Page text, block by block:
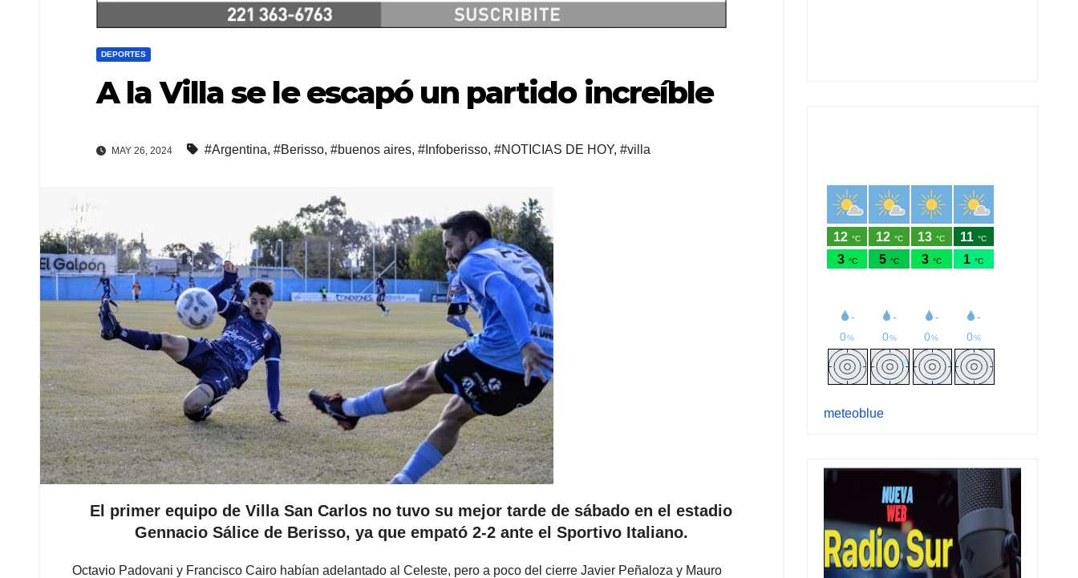
DEPORTES
A la Villa se le escapó un partido increíble
MAY 26, 2024 #Argentina, #Berisso, #buenos aires, #Infoberisso, #NOTICIAS DE HOY, #villa
El primer equipo de Villa San Carlos no tuvo su mejor tarde de sábado en el estadio
Gennacio Sálice de Berisso, ya que empató 2-2 ante el Sportivo Italiano.
Octavio Padovani y Francisco Cairo habían adelantado al Celeste, pero a poco del cierre Javier Peñaloza y Mauro
meteoblue